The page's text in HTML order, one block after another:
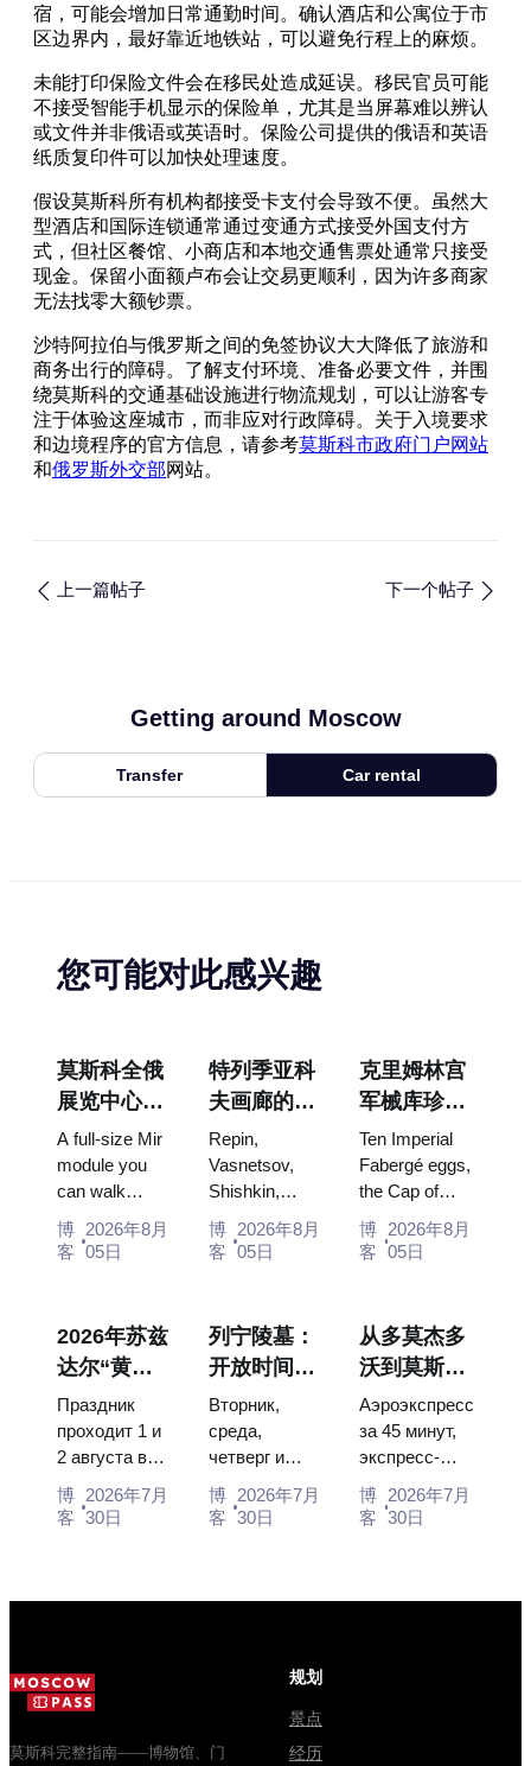
宿，可能会增加日常通勤时间。确认酒店和公寓位于市
区边界内，最好靠近地铁站，可以避免行程上的麻烦。
未能打印保险文件会在移民处造成延误。移民官员可能
不接受智能手机显示的保险单，尤其是当屏幕难以辨认
或文件并非俄语或英语时。保险公司提供的俄语和英语
纸质复印件可以加快处理速度。
假设莫斯科所有机构都接受卡支付会导致不便。虽然大
型酒店和国际连锁通常通过变通方式接受外国支付方
式，但社区餐馆、小商店和本地交通售票处通常只接受
现金。保留小面额卢布会让交易更顺利，因为许多商家
无法找零大额钞票。
沙特阿拉伯与俄罗斯之间的免签协议大大降低了旅游和
商务出行的障碍。了解支付环境、准备必要文件，并围
绕莫斯科的交通基础设施进行物流规划，可以让游客专
注于体验这座城市，而非应对行政障碍。关于入境要求
和边境程序的官方信息，请参考莫斯科市政府门户网站
和俄罗斯外交部网站。
上一篇帖子 下一个帖子
Getting around Moscow
Transfer Car rental
您可能对此感兴趣
莫斯科全俄
展览中心
“宇宙馆”：
俄罗斯最大
的太空展览
馆内景
A full-size Mir
module you
can walk
through, the
Energia–
descent
capsules and
120 pieces of
flight...
博
客
2026年8月
05日
特列季亚科
夫画廊的杰
作：值得为
此安排行程
的画作
Repin,
Vasnetsov,
Shishkin,
Vrubel, Serov
and Surikov
people, where
they hang,
and why
booking the...
博
客
2026年8月
05日
克里姆林宫
军械库珍
宝：法贝热
彩蛋、宝座
与加冕礼服
Ten Imperial
Fabergé eggs,
the Cap of
Monomakh,
the double
the coronation
dress of
Catherine...
博
客
2026年8月
05日
2026年苏兹
达尔“黄瓜
节”：门
票、日期及
从莫斯科如
何前往
Праздник
проходит 1 и
2 августа в
Музее
деревянного
через
Владими...
博
客
2026年7月
30日
列宁陵墓：
开放时间、
入场和与克
里姆林宫的
主要混淆
Вторник,
среда,
четверг и
суббота с
10:00 до
博
客
2026年7月
30日
从多莫杰多
沃到莫斯科
市中心：乘
坐空铁、公
交车或电车
Аэроэкспресс
за 45 минут,
экспресс-
автобус за
450 рублей,
博
客
2026年7月
30日
莫斯科完整指南——博物馆、门
规划
景点
经历